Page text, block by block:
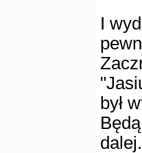
I
był
dalej.